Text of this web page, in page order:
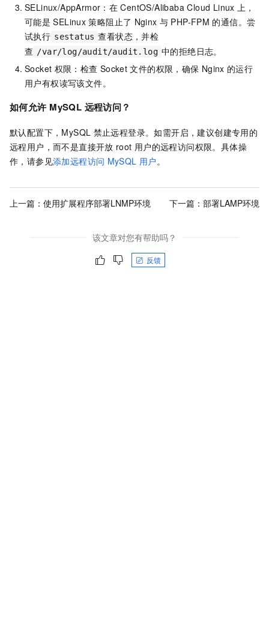
SELinux/AppArmor：在 CentOS/Alibaba Cloud Linux 上，
可能是 SELinux 策略阻止了 Nginx 与 PHP-FPM 的通信。尝
试执行 sestatus 查看状态，并检
查 /var/log/audit/audit.log 中的拒绝日志。
Socket 权限：检查 Socket 文件的权限，确保 Nginx 的运行
用户有权读写该文件。
如何允许 MySQL 远程访问？
默认配置下，MySQL 禁止远程登录。如需开启，建议创建专用的
远程用户，而不是直接开放 root 用户的远程访问权限。具体操
作，请参见添加远程访问 MySQL 用户。
上一篇： 使用扩展程序部署LNMP环境 下一篇： 部署LAMP环境
该文章对您有帮助吗？
反馈